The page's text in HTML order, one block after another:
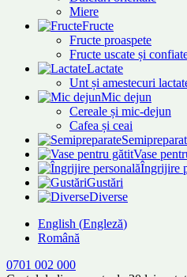
Miere
Fructe
Fructe proaspete
Fructe uscate și
Lactate
Unt și amestecuri
Mic dejun
Cereale și mic-dejun
Cafea și ceai
Vase
Îngrijire
Gustări
Diverse
English (Engleză)
Română
0701 002 000